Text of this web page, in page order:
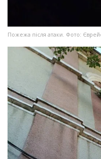
Пожежа після атаки. Фото: